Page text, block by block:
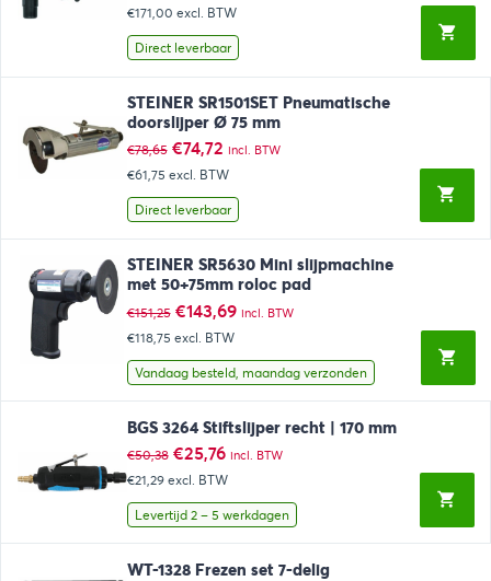
€171,00 excl. BTW
Direct leverbaar
STEINER SR1501SET Pneumatische
doorslijper Ø 75 mm
€78,65 Oorspronkelijke
prijs
was:
€78,65.
€74,72Huidige
prijs
is:
€74,72.
incl. BTW
€61,75 excl. BTW
Direct leverbaar
STEINER SR5630 Mini slijpmachine
met 50+75mm roloc pad
€151,25 Oorspronkelijke
prijs
was:
€151,25.
€143,69Huidige
€143,69.
incl. BTW
€118,75 excl. BTW
Vandaag besteld, maandag verzonden
BGS 3264 Stiftslijper recht | 170 mm
€50,38 Oorspronkelijke
prijs
was:
€50,38.
€25,76Huidige
prijs
is:
€25,76.
incl. BTW
€21,29 excl. BTW
Levertijd 2 – 5 werkdagen
WT-1328 Frezen set 7-delig